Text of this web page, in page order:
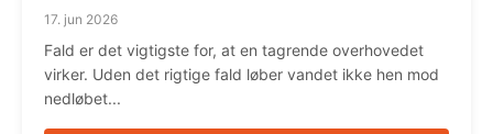
17. jun 2026
Fald er det vigtigste for, at en tagrende overhovedet
virker. Uden det rigtige fald løber vandet ikke hen mod
nedløbet...